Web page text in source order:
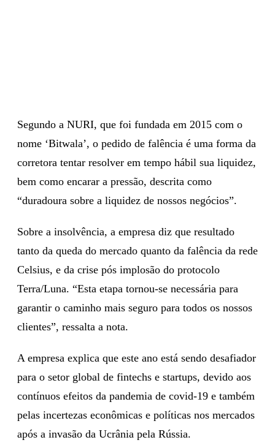
Segundo a NURI, que foi fundada em 2015 com o
nome ‘Bitwala’, o pedido de falência é uma forma da
corretora tentar resolver em tempo hábil sua liquidez,
bem como encarar a pressão, descrita como
“duradoura sobre a liquidez de nossos negócios”.
Sobre a insolvência, a empresa diz que resultado
tanto da queda do mercado quanto da falência da rede
Celsius, e da crise pós implosão do protocolo
Terra/Luna. “Esta etapa tornou-se necessária para
garantir o caminho mais seguro para todos os nossos
clientes”, ressalta a nota.
A empresa explica que este ano está sendo desafiador
para o setor global de fintechs e startups, devido aos
contínuos efeitos da pandemia de covid-19 e também
pelas incertezas econômicas e políticas nos mercados
após a invasão da Ucrânia pela Rússia.